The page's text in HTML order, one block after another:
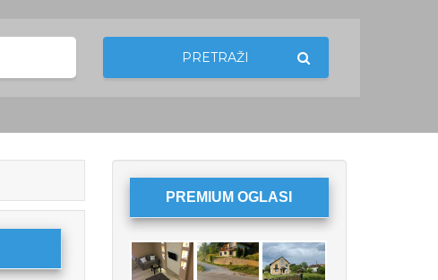
PRETRAŽI
PREMIUM OGLASI